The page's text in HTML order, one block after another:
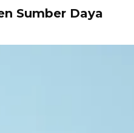
Sumber Daya